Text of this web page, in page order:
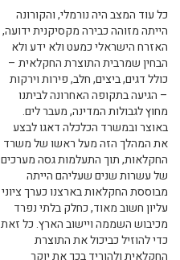
כל עוד המצב היה נורמלי, והקורונה
הייתה מזוהה כבירה מקסיקנית ידועה,
האזרח הישראלי כמעט ולא ידע ולא
הבחין שמרבית התוצרת החקלאית –
כולל דגים, ביצים, חלב, פירות וירקות
– הגיעה בתקופה האחרונה לביתנו
מחוץ לגבולות המדינה, מעבר לים.
באוצר ובמשרד הכלכלה דאגו לבצע
את המהלך הזה מעל ראשו של משרד
החקלאות, תוך התעלמות גסה מערכים
של עשרות שנים שעליהם הייתה
מבוססת החקלאות בארצנו כערך ציוני
עליון חשוב מאוד, כחלק בלתי נפרד
מכיבוש השממה ויישוב הארץ. כל זאת
כדי להוזיל כביכול את התוצרת
החקלאית ולהוריד בכך את יוקר